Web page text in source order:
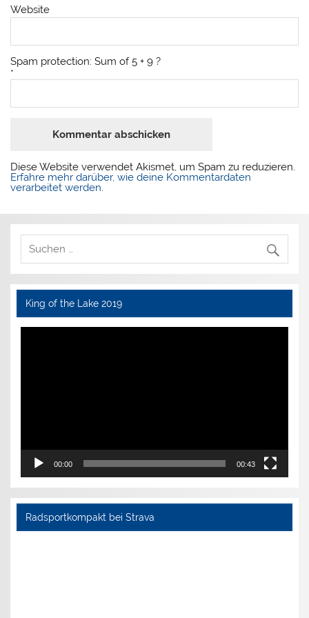
Website
Spam protection: Sum of 5 + 9 ?
*
Diese Website verwendet Akismet, um Spam zu reduzieren.
Erfahre mehr darüber, wie deine Kommentardaten
verarbeitet werden.
King of the Lake 2019
Video-
00:00 00:43
Radsportkompakt bei Strava